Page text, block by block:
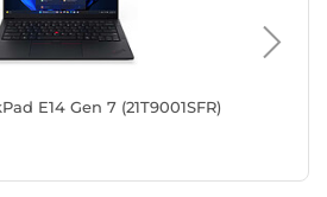
E14 Gen 7 (21T9001SFR)